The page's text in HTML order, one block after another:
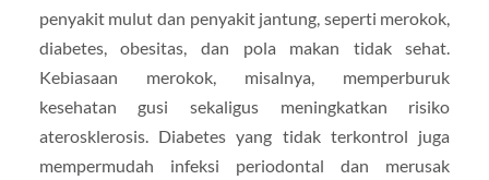
penyakit mulut dan penyakit jantung, seperti merokok,
diabetes, obesitas, dan pola makan tidak sehat.
Kebiasaan merokok, misalnya, memperburuk
kesehatan gusi sekaligus meningkatkan risiko
aterosklerosis. Diabetes yang tidak terkontrol juga
mempermudah infeksi periodontal dan merusak